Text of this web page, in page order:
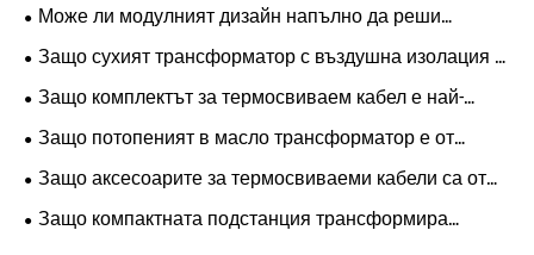
Може ли модулният дизайн напълно да реши
проблемите на индустрията на трудното разширяване
на оборудването за разпределение на електроенергия
и тромавата работа и поддръжка?
Защо сухият трансформатор с въздушна изолация е
идеалният избор за съобразено с безопасността и
екологично разпределение на енергия?
Защо комплектът за термосвиваем кабел е най-
добрата защита за спестяване на разходи за
електрически мрежи със средно напрежение?
Защо потопеният в масло трансформатор е от
съществено значение за надеждно разпределение на
мощността?
Защо аксесоарите за термосвиваеми кабели са от
съществено значение за съвременните енергийни
системи?
Защо компактната подстанция трансформира